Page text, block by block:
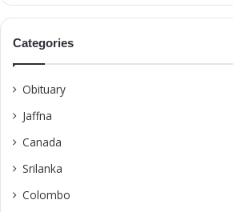
Categories
Obituary
Jaffna
Canada
Srilanka
Colombo